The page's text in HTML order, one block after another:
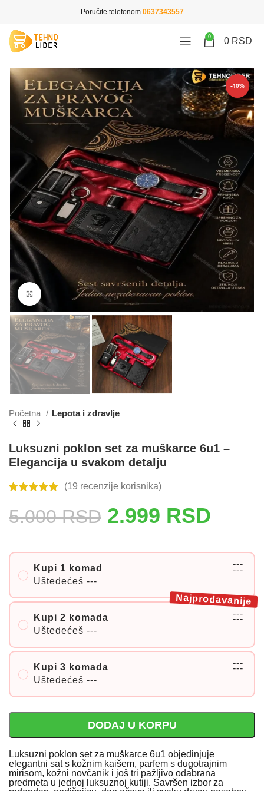
Poručite telefonom 0637343557
0 0 RSD
-40%
Click to enlarge
Početna Lepota i zdravlje
Luksuzni poklon set za muškarce 6u1 –
Elegancija u svakom detalju
(19 recenzije korisnika)
5.000RSD 2.999 RSD
Kupi 1 komad
Uštedećeš ---
---
---
Kupi 2 komada
Uštedećeš ---
---
---
Najprodavanije
Kupi 3 komada
Uštedećeš ---
---
---
DODAJ U KORPU
Luksuzni poklon set za muškarce 6u1 objedinjuje
elegantni sat s kožnim kaišem, parfem s dugotrajnim
mirisom, kožni novčanik i još tri pažljivo odabrana
predmeta u jednoj luksuznoj kutiji. Savršen izbor za